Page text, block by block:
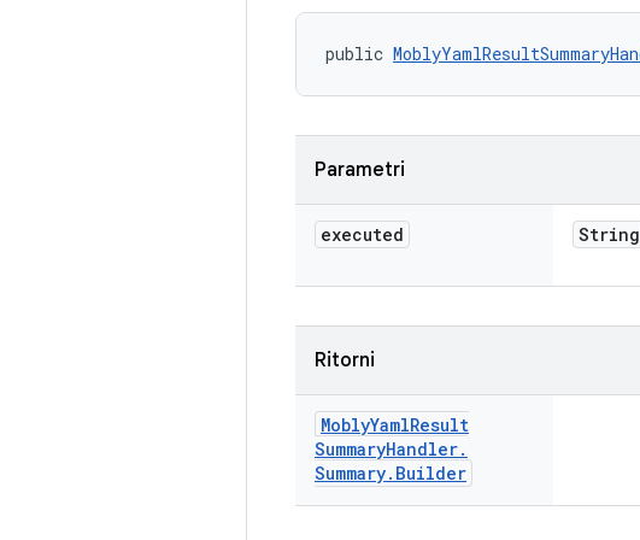
public
Parametri
executed String
Ritorni
MoblyYamlResult
SummaryHandler.
Summary. Builder